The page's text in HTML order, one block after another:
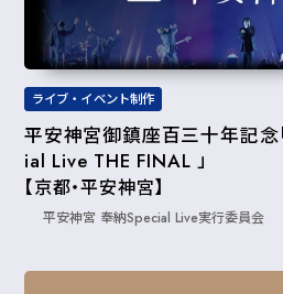
ライブ・イベント制作
平安神宮御鎮座百三十年記
ial Live THE FINAL 」
【京都・平安神宮】
平安神宮 奉納Special Live実行委員会